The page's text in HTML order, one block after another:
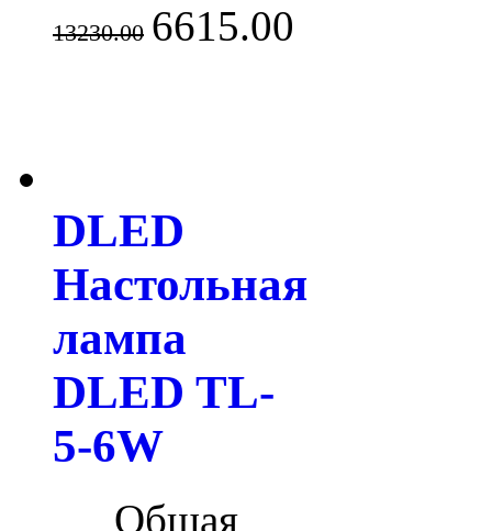
13230.00 6615.00
DLED
Настольная
лампа
DLED TL-
5-6W
Общая